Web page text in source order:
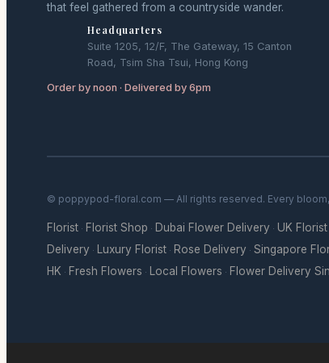
that feel gathered from a countryside wander.
Headquarters
Suite 1205, 12/F, The Gateway, 15 Canton
Road, Tsim Sha Tsui, Hong Kong
Order by noon · Delivered by 6pm
© poppypod-floral.com — All rights reserved. Every
Florist · Florist Shop · Dubai Flower Delivery · UK Florist
Delivery · Luxury Florist · Rose Delivery · Singapore
HK · Fresh Flowers · Local Flowers · Flower Delivery